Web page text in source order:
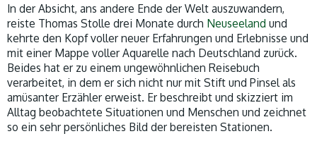
In der Absicht, ans andere Ende der Welt auszuwandern,
reiste Thomas Stolle drei Monate durch Neuseeland und
kehrte den Kopf voller neuer Erfahrungen und Erlebnisse und
mit einer Mappe voller Aquarelle nach Deutschland zurück.
Beides hat er zu einem ungewöhnlichen Reisebuch
verarbeitet, in dem er sich nicht nur mit Stift und Pinsel als
amüsanter Erzähler erweist. Er beschreibt und skizziert im
Alltag beobachtete Situationen und Menschen und zeichnet
so ein sehr persönliches Bild der bereisten Stationen.